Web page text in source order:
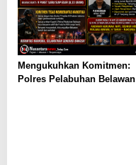
Mengukuhkan Komitmen:
Polres Pelabuhan Belawan